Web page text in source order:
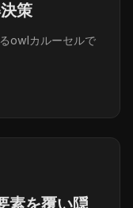
策
owlカルーセルで
素を覆い隠